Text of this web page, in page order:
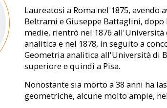
Laureatosi a Roma nel 1875,
Beltrami e Giuseppe Battaglini,
medie, rientrò nel 1876
analitica e nel 1878, in seguito a
Geometria analitica all'Università di
superiore e quindi a Pisa.
Nonostante sia morto a 38 anni ha
geometriche, alcune molto ampie,